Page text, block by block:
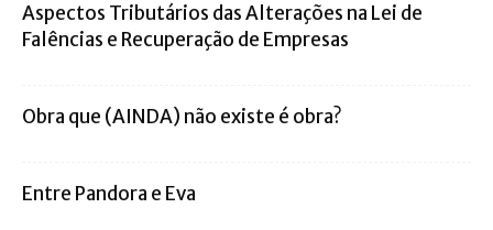
Aspectos Tributários das Alterações na Lei de
Falências e Recuperação de Empresas
Obra que (AINDA) não existe é obra?
Entre Pandora e Eva